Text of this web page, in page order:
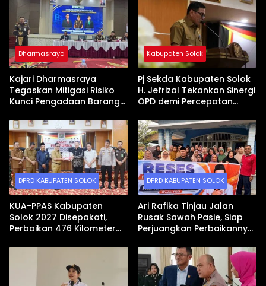
Dharmasraya
Kajari Dharmasraya
Tegaskan Mitigasi Risiko
Kunci Pengadaan Barang
Kabupaten Solok
Pj Sekda Kabupaten Solok
H. Jefrizal Tekankan Sinergi
OPD demi Percepatan
DPRD KABUPATEN SOLOK
KUA-PPAS Kabupaten
Solok 2027 Disepakati,
Perbaikan 476 Kilometer
DPRD KABUPATEN SOLOK
Ari Rafika Tinjau Jalan
Rusak Sawah Pasie, Siap
Perjuangkan Perbaikannya